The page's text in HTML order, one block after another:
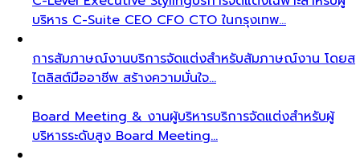
บริหาร C-Suite CEO CFO CTO ในกรุงเทพ…
การสัมภาษณ์งานบริการจัดแต่งสำหรับสัมภาษณ์งาน โดยส
ไตลิสต์มืออาชีพ สร้างความมั่นใจ…
Board Meeting & งานผู้บริหารบริการจัดแต่งสำหรับผู้
บริหารระดับสูง Board Meeting…